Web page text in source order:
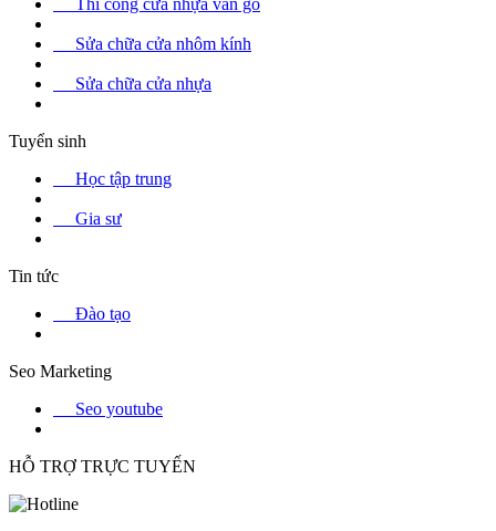
Thi công cửa nhựa vân gỗ
Sửa chữa cửa nhôm kính
Sửa chữa cửa nhựa
Tuyển sinh
Học tập trung
Gia sư
Tin tức
Đào tạo
Seo Marketing
Seo youtube
HỖ TRỢ TRỰC TUYẾN